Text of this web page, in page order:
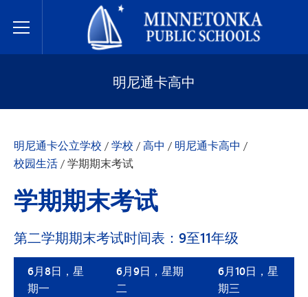
Toggle Menu
明尼通卡公立学校
明尼通卡高中
明尼通卡公立学校 /学校 /高中 / 明尼通卡高中 /
校园生活/学期期末考试
学期期末考试
第二学期期末考试时间表：9至11年级
6月8日，星
期一
6月9日，星期
二
6月10日，星
期三